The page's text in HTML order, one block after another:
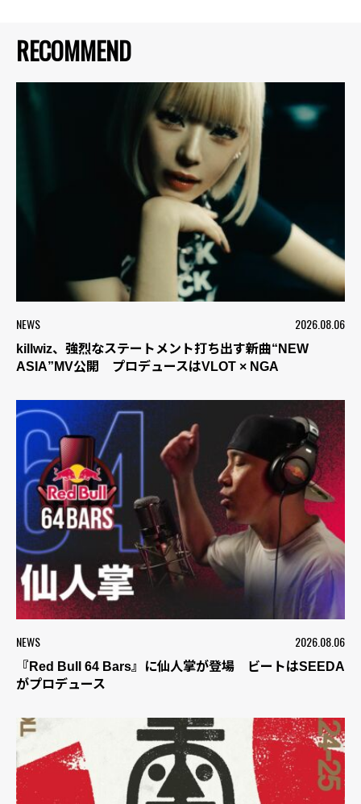
RECOMMEND
NEWS 2026.08.06
killwiz、強烈なステートメント打ち出す新曲“NEW
ASIA”MV公開 プロデュースはVLOT × NGA
NEWS 2026.08.06
『Red Bull 64 Bars』に仙人掌が登場 ビートはSEEDA
がプロデュース